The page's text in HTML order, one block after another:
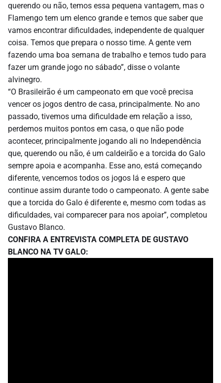
querendo ou não, temos essa pequena vantagem, mas o
Flamengo tem um elenco grande e temos que saber que
vamos encontrar dificuldades, independente de qualquer
coisa. Temos que prepara o nosso time. A gente vem
fazendo uma boa semana de trabalho e temos tudo para
fazer um grande jogo no sábado”, disse o volante
alvinegro.
“O Brasileirão é um campeonato em que você precisa
vencer os jogos dentro de casa, principalmente. No ano
passado, tivemos uma dificuldade em relação a isso,
perdemos muitos pontos em casa, o que não pode
acontecer, principalmente jogando ali no Independência
que, querendo ou não, é um caldeirão e a torcida do Galo
sempre apoia e acompanha. Esse ano, está começando
diferente, vencemos todos os jogos lá e espero que
continue assim durante todo o campeonato. A gente sabe
que a torcida do Galo é diferente e, mesmo com todas as
dificuldades, vai comparecer para nos apoiar”, completou
Gustavo Blanco.
CONFIRA A ENTREVISTA COMPLETA DE GUSTAVO
BLANCO NA TV GALO: